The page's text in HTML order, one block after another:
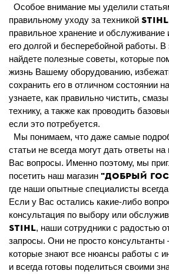
Особое внимание мы уделили
правильному уходу за техникой STIHL
правильное хранение и
его долгой и бесперебойной работы.
найдете полезные советы, которые
жизнь Вашему оборудованию,
сохранить его в отличном состоянии
узнаете, как правильно чистить,
технику, а также как проводить
если это потребуется.
Мы понимаем, что даже самые
статьи не всегда могут дать ответы
Вас вопросы. Именно поэтому, мы
посетить наш магазин "Добрый
где наши опытные специалисты
Если у Вас остались какие-либо
консультация по выбору или
STIHL, наши сотрудники с радостью
запросы. Они не просто
которые знают все нюансы работы с
и всегда готовы поделиться своими